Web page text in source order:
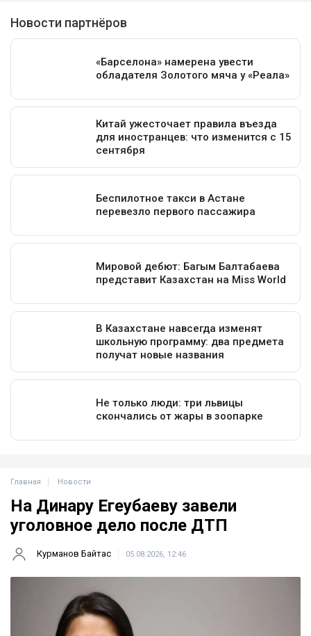
Главная Новости
На Динару Егеубаеву завели
уголовное дело после ДТП
Курманов Байтас 05.08.2026, 12:46